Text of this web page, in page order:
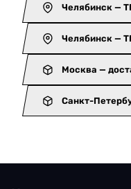
Челябинск —
Челябинск —
Москва —
Санкт-